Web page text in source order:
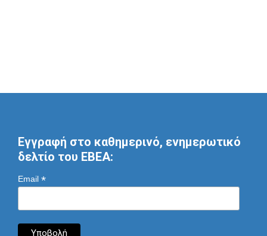
Εγγραφή στο καθημερινό, ενημερωτικό
δελτίο του ΕΒΕΑ:
Email *